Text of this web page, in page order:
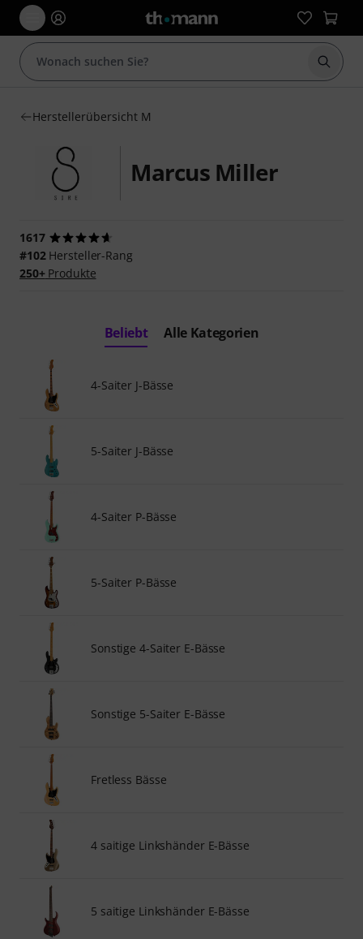
Suche
Herstellerübersicht M
Marcus Miller
1617
#102Hersteller-Rang
250+Produkte
Beliebt Alle Kategorien
4-Saiter J-Bässe
5-Saiter J-Bässe
4-Saiter P-Bässe
5-Saiter P-Bässe
Sonstige 4-Saiter E-Bässe
Sonstige 5-Saiter E-Bässe
Fretless Bässe
4 saitige Linkshänder E-Bässe
5 saitige Linkshänder E-Bässe